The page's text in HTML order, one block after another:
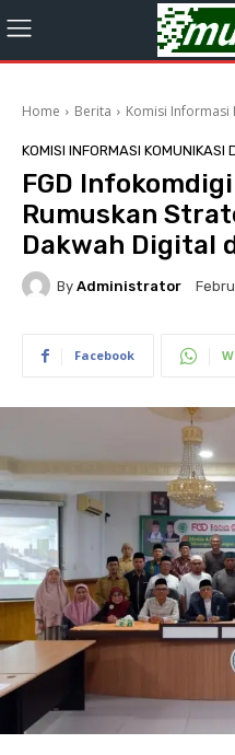
Home Berita Komisi Informasi
KOMISI INFORMASI KOMUNIKASI
FGD
Rumuskan
Dakwah Digital
By Administrator
Facebook